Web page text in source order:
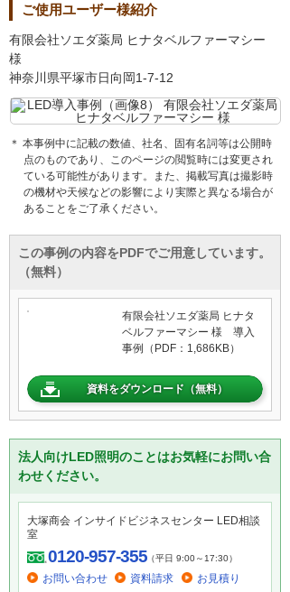
ご使用ユーザー様紹介
有限会社ソエダ薬局 ヒナタベルファーマシー
様
神奈川県平塚市日向岡1-7-12
＊ 本事例中に記載の数値、社名、固有名詞等は公開時
点のものであり、このページの閲覧時には変更され
ている可能性があります。また、掲載写真は撮影時
の機材や天候などの影響により実際と異なる場合が
あることをご了承ください。
この事例の内容をPDFでご用意しています。
（無料）
有限会社ソエダ薬局 ヒナタ
ベルファーマシー 様 導入
事例（PDF：1,686KB）
資料をダウンロード（無料）
法人向けLED照明のことはお気軽にお問い合
わせください。
大塚商会 インサイドビジネスセンター LED相談
室
0120-957-355（平日 9:00～17:30）
お問い合わせ 資料請求 お見積り